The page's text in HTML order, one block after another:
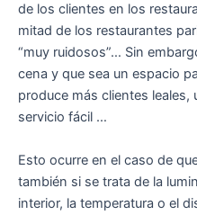
de los clientes en los
mitad de los restaurantes
“muy ruidosos”… Sin
cena y que sea un espacio
produce más clientes leales,
servicio fácil …
Esto ocurre en el caso de
también si se trata de la
interior, la temperatura o el